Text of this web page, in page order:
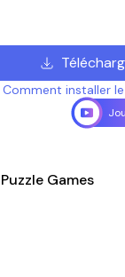
Comment installer le
Games